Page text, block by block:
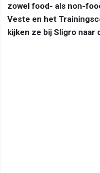
zowel food- als non-
Veste en het
kijken ze bij Sligro naar